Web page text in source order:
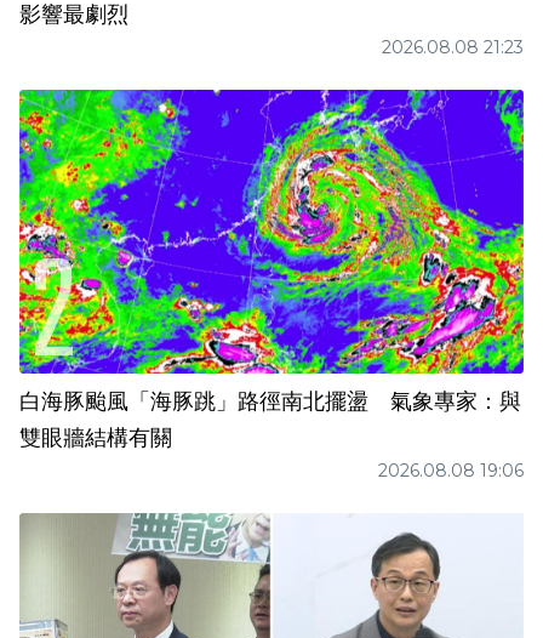
影響最劇烈
2026.08.08 21:23
白海豚颱風「海豚跳」路徑南北擺盪 氣象專家：與
雙眼牆結構有關
2026.08.08 19:06